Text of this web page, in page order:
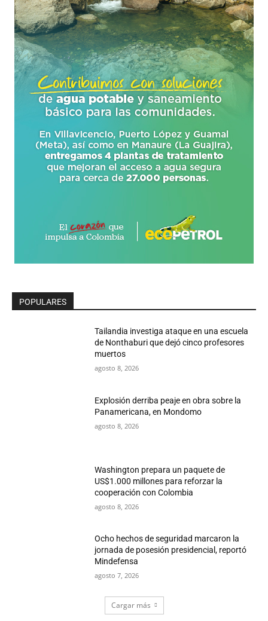
POPULARES
Tailandia investiga ataque en una escuela
de Nonthaburi que dejó cinco profesores
muertos
agosto 8, 2026
Explosión derriba peaje en obra sobre la
Panamericana, en Mondomo
agosto 8, 2026
Washington prepara un paquete de
US$1.000 millones para reforzar la
cooperación con Colombia
agosto 8, 2026
Ocho hechos de seguridad marcaron la
jornada de posesión presidencial, reportó
Mindefensa
agosto 7, 2026
Cargar más